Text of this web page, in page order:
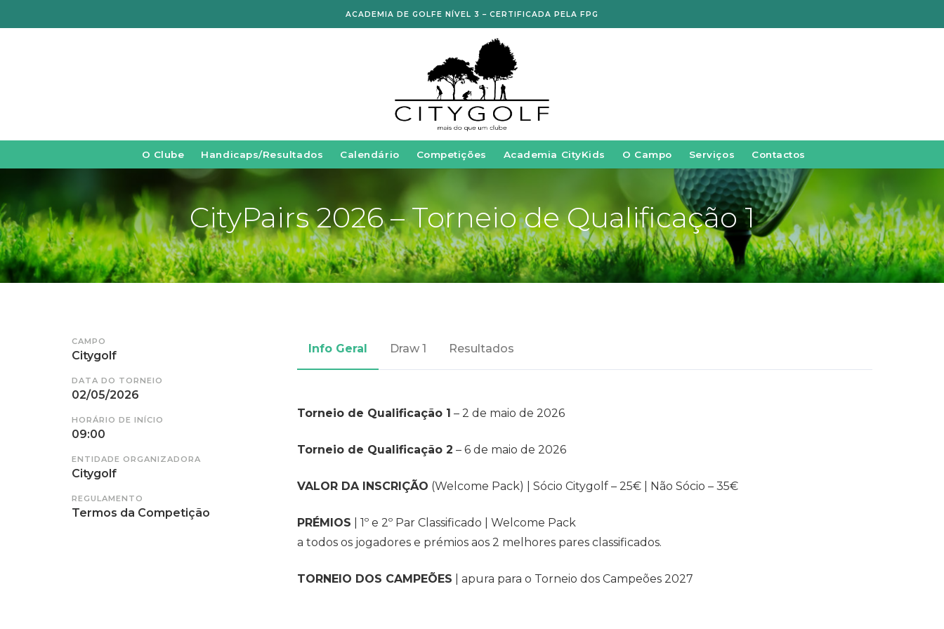
ACADEMIA DE GOLFE NÍVEL 3 – CERTIFICADA PELA FPG
O Clube Handicaps/Resultados Calendário Competições Academia CityKids O Campo Serviços Contactos
CityPairs 2026 – Torneio de Qualificação 1
CAMPO
Citygolf
DATA DO TORNEIO
02/05/2026
HORÁRIO DE INÍCIO
09:00
ENTIDADE ORGANIZADORA
Citygolf
REGULAMENTO
Termos da Competição
Info Geral Draw 1 Resultados
Torneio de Qualificação 1 – 2 de maio de 2026
Torneio de Qualificação 2 – 6 de maio de 2026
VALOR DA INSCRIÇÃO (Welcome Pack) | Sócio Citygolf – 25€ | Não Sócio – 35€
PRÉMIOS
| 1º e 2º Par Classificado | Welcome Pack
a todos os jogadores e prémios aos 2 melhores pares classificados.
TORNEIO DOS CAMPEÕES | apura para o Torneio dos Campeões 2027